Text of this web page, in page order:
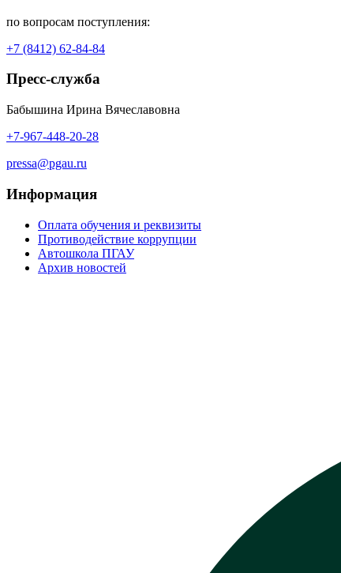
по вопросам поступления:
+7 (8412) 62-84-84
Пресс-служба
Бабышина Ирина Вячеславовна
+7-967-448-20-28
pressa@pgau.ru
Информация
Оплата обучения и реквизиты
Противодействие коррупции
Автошкола ПГАУ
Архив новостей